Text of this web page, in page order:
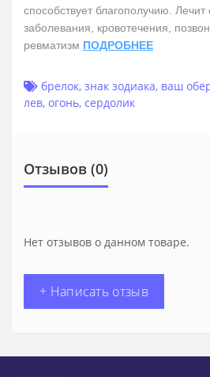
способствует благополучию. Лечит
заболевания, кровотечения,
ревматизм ПОДРОБНЕЕ
брелок, знак зодиака, ваш
лев, огонь, сердолик
Отзывов (0)
Нет отзывов о данном товаре.
+ Написать отзыв